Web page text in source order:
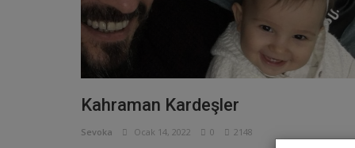
Kahraman Kardeşler
Sevoka Ocak 14, 2022 0 2148